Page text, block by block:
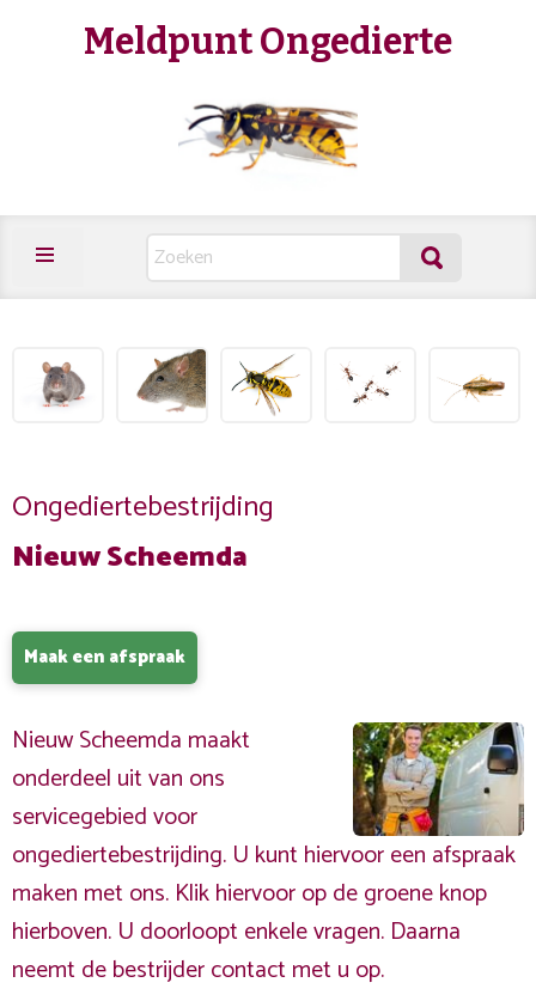
Meldpunt Ongedierte
Ongediertebestrijding
Nieuw Scheemda
Maak een afspraak
Nieuw Scheemda maakt
onderdeel uit van ons
servicegebied voor
ongediertebestrijding. U kunt hiervoor een afspraak
maken met ons. Klik hiervoor op de groene knop
hierboven. U doorloopt enkele vragen. Daarna
neemt de bestrijder contact met u op.